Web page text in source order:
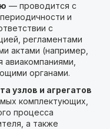
— проводится с
и
с
регламентами
актами (например,
органами.
узлов и агрегатов
комплектующих,
процесса
а также